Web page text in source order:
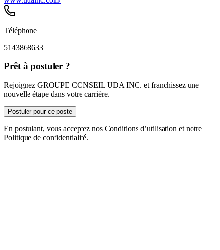
Téléphone
5143868633
Prêt à postuler ?
Rejoignez GROUPE CONSEIL UDA INC. et franchissez une
nouvelle étape dans votre carrière.
Postuler pour ce poste
En postulant, vous acceptez nos Conditions d’utilisation et notre
Politique de confidentialité.